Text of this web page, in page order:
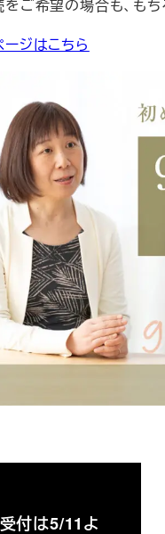
ご希望の場合も、もち
ジはこちら
付は5/11よ